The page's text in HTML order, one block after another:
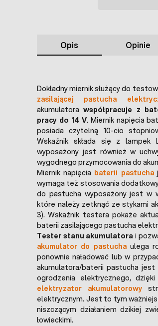
Opis Opinie
Dokładny miernik służący do
zasilającej pastucha
akumulatorawspółpracuje z
pracy do 14 V. Miernik napięcia
posiada czytelną 10-cio
Wskaźnik składa się z lampek
wyposażony jest również w
wygodnego przymocowania do
Miernik napięcia baterii pastucha
wymaga też stosowania
do pastucha wyposażony jest w
które należy zetknąć ze stykami
3). Wskaźnik testera pokaże
baterii zasilającego pastucha
Tester stanu akumulatora i
akumulator do pastuchaulega
ponownie naładować lub w
akumulatora/baterii pastucha
ogrodzenia elektrycznego,
elektryzator akumulatorowy
elektrycznym. Jest to tym
niszczącym działaniem dzikiej
łowieckimi.